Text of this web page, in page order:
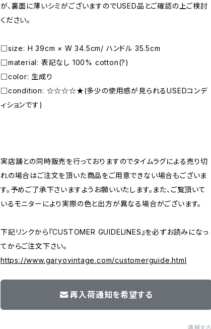
が、裏面に薄いシミがございますのでUSED品とご確認の上ご検討
ください。
□size: H 39cm × W 34.5cm/ ハンドル 35.5cm
□material: 表記なし 100% cotton(?)
□color: 生成り
□condition: ☆☆☆☆★(多少の使用感が見られるUSEDコンデ
ィションです)
実店舗との同時販売を行っておりますのでタイムラグによる売り切
れの場合はご注文を頂いた商品をご用意できない場合もございま
す。予めご了承下さいますようお願いいたします。また、ご覧頂いて
いるモニターにより実際の色と出方が異なる場合がございます。
下記リンクから『CUSTOMER GUIDELINES』を必ずお読みになっ
てからご注文下さい。
https://www.garyovintage.com/customerguide.html
再入荷通知を希望する